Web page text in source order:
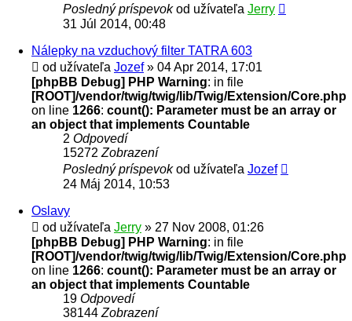
Posledný príspevokod užívateľa Jerry
31 Júl 2014, 00:48
Nálepky na vzduchový filter TATRA 603
od užívateľa Jozef» 04 Apr 2014, 17:01
[phpBB Debug] PHP Warning: in file
[ROOT]/vendor/twig/twig/lib/Twig/Extension/Core.php
on line 1266: count(): Parameter must be an array or
an object that implements Countable
2 Odpovedí
15272 Zobrazení
Posledný príspevokod užívateľa Jozef
24 Máj 2014, 10:53
Oslavy
od užívateľa Jerry » 27 Nov 2008, 01:26
[phpBB Debug] PHP Warning: in file
[ROOT]/vendor/twig/twig/lib/Twig/Extension/Core.php
on line 1266: count(): Parameter must be an array or
an object that implements Countable
19 Odpovedí
38144 Zobrazení